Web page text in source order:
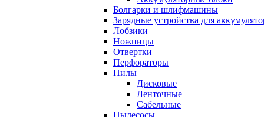
Болгарки и шлифмашины
Зарядные устройства для
Лобзики
Ножницы
Отвертки
Перфораторы
Пилы
Дисковые
Ленточные
Сабельные
Пылесосы